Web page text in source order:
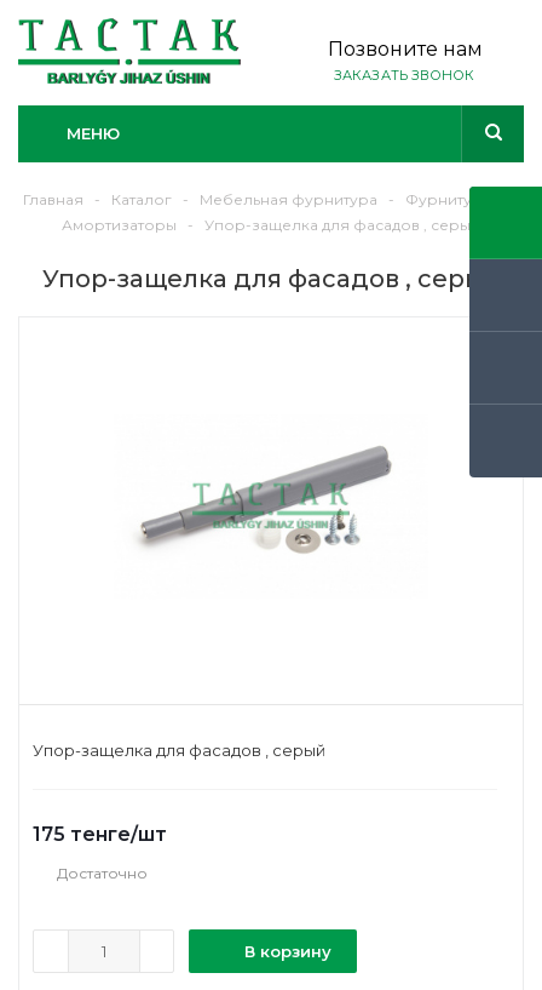
Позвоните нам
ЗАКАЗАТЬ ЗВОНОК
МЕНЮ
Главная - Каталог - Мебельная фурнитура - Фурнитура
Амортизаторы
- Упор-защелка для фасадов , серый
Упор-защелка для фасадов , серый
Упор-защелка для фасадов , серый
175 тенге/шт
Достаточно
В корзину